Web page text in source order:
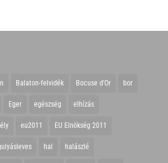
Balaton-felvidék Bocuse d'Or bor
Eger egészség elhízás
eu2011 EU Elnökség 2011
hal halászlé